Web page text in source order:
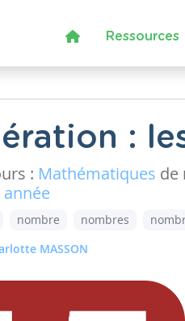
Ressources
:
: Mathématiques de
nombre nombres
MASSON